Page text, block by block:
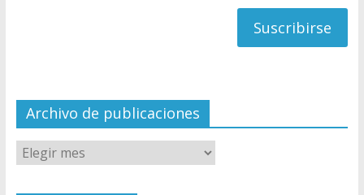
el
Archivo de publicaciones